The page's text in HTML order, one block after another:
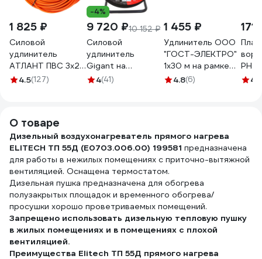
1 825 ₽
Силовой
удлинитель
АТЛАНТ ПВС 3x2.5
10 м Атом 40142
4.5(127)
-4%
9 720 ₽10 152 ₽
Силовой
удлинитель
Gigant на
металлической
4(41)
1 455 ₽
Удлинитель ООО
"ГОСТ-ЭЛЕКТРО"
1x30 м на рамке
ПВС 2x1,0
4.8(6)
171
PH-
4.4
О товаре
Дизельный воздухонагреватель прямого нагрева
ELITECH ТП 55Д (E0703.006.00) 199581 предназначена
для работы в нежилых помещениях с приточно-вытяжной
вентиляцией. Оснащена термостатом.
Дизельная пушка предназначена для обогрева
полузакрытых площадок и временного обогрева/
просушки хорошо проветриваемых помещений.
Запрещено использовать дизельную тепловую пушку
в жилых помещениях и в помещениях с плохой
вентиляцией.
Преимущества Elitech ТП 55Д прямого нагрева